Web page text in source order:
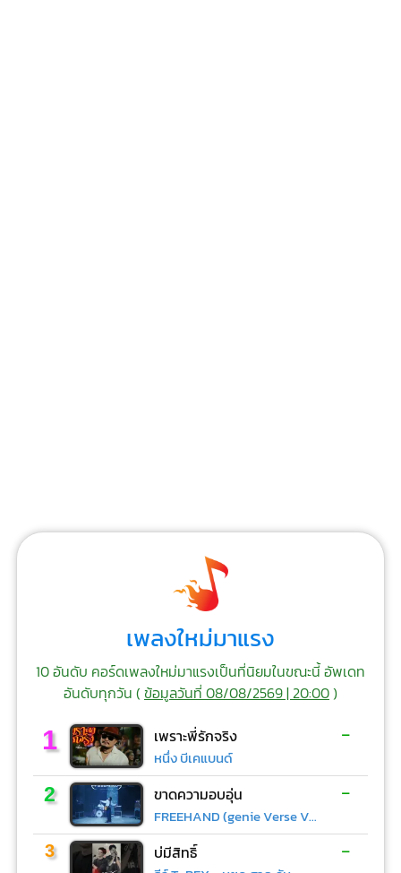
เพลงใหม่มาแรง
10 อันดับ คอร์ดเพลงใหม่มาแรงเป็นที่นิยมในขณะนี้ อัพเดท
อันดับทุกวัน (ข้อมูลวันที่ 08/08/2569 | 20:00)
1 เพราะพี่รักจริง
หนึ่ง บีเคแบนด์
-
2 ขาดความอบอุ่น
FREEHAND (genie Verse Vol.1)
-
3 บ่มีสิทธิ์ -